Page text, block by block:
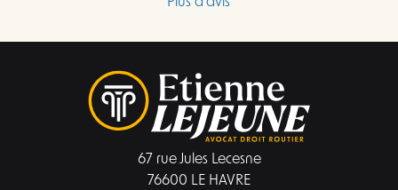
m'expliquer en boucle la même chose, il m’a
essentiellement démontrer que l’accusé de
réception avait été signé à la date indiquée. Il
m’a également indiqué avoir déjà perdu une
67 rue Jules Lecesne
76600 LE HAVRE